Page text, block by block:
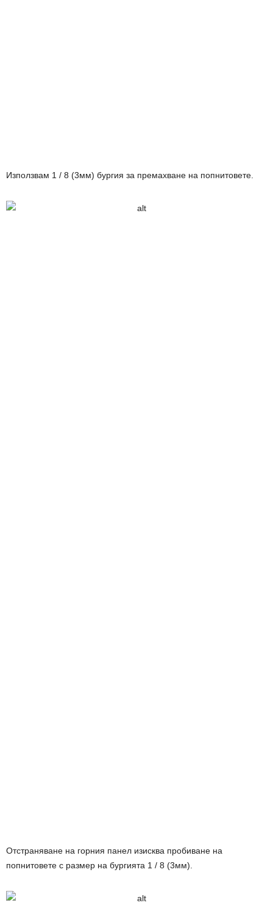
Използвам 1 / 8 (3мм) бургия за премахване на попнитовете.
Отстраняване на горния панел изисква пробиване на
попнитовете с размер на бургията 1 / 8 (3мм).